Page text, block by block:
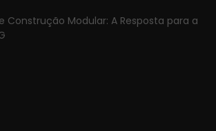
Construção Modular: A Resposta para a